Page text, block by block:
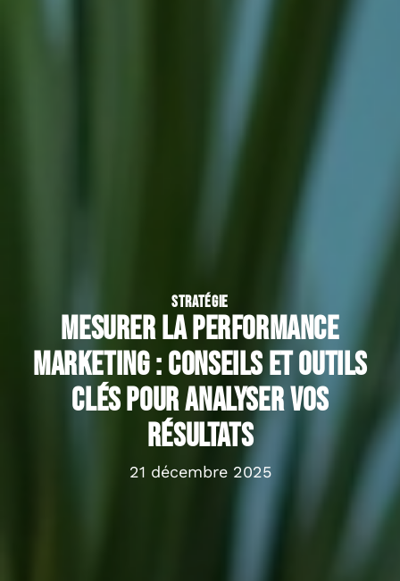
STRATÉGIE
Mesurer la performance
marketing : conseils et outils
clés pour analyser vos
résultats
21 décembre 2025